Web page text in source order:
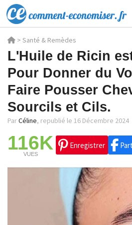
> Santé & Remèdes
L'Huile de Ricin
Pour Donner du
Faire Pousser
Sourcils et Cils.
ParCéline, republié le 16 Décembre 2024
116K
VUES
Enregistrer